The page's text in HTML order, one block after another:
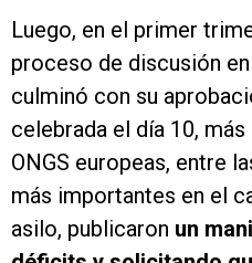
Luego, en el primer
proceso de discusión
culminó con su
celebrada el día 10,
ONGS europeas, entre
más importantes en el
asilo, publicaron un